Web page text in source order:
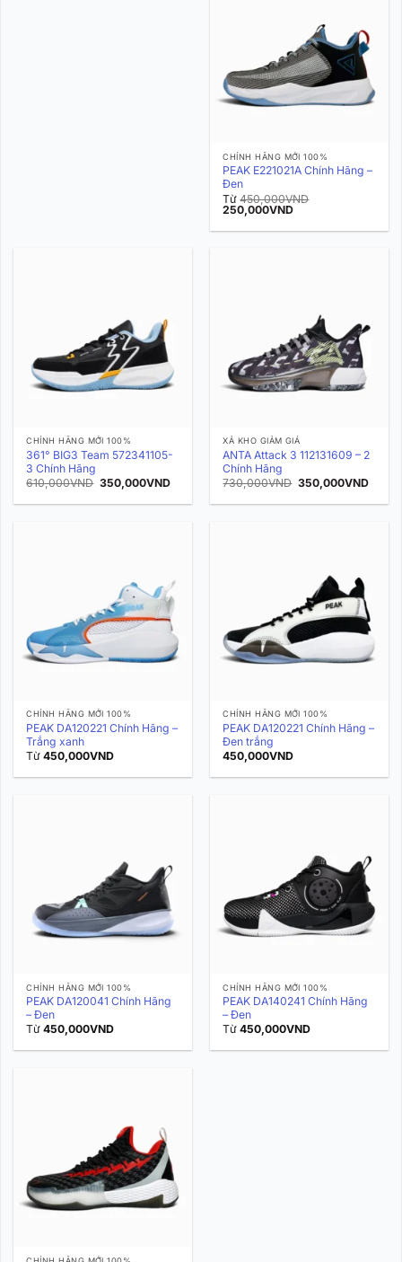
CHÍNH HÃNG MỚI 100%
PEAK E221021A Chính Hãng –
Đen
Từ450,000VND
Giá
là:
250,000VNDGiá
tại
CHÍNH HÃNG MỚI 100%
361° BIG3 Team 572341105-
3 Chính Hãng
610,000VND Giá
là:
350,000VNDGiá
tại
XẢ KHO GIẢM GIÁ
ANTA Attack 3 112131609 – 2
Chính Hãng
730,000VND Giá
là:
350,000VNDGiá
tại
CHÍNH HÃNG MỚI 100%
PEAK DA120221 Chính Hãng –
Trắng xanh
Từ450,000VND
CHÍNH HÃNG MỚI 100%
PEAK DA120221 Chính Hãng –
Đen trắng
450,000VND
CHÍNH HÃNG MỚI 100%
PEAK DA120041 Chính Hãng
– Đen
Từ450,000VND
CHÍNH HÃNG MỚI 100%
PEAK DA140241 Chính Hãng
– Đen
Từ450,000VND